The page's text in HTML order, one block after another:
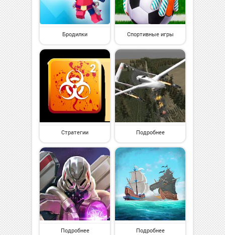
Бродилки Спортивные игры
Стратегии Подробнее
Подробнее Подробнее